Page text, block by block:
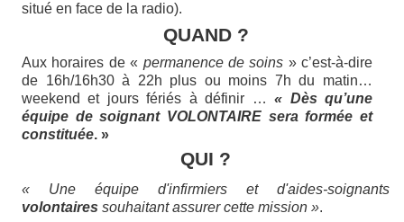
situé en face de la radio).
QUAND ?
Aux horaires de « permanence de soins » c’est-à-dire
de 16h/16h30 à 22h plus ou moins 7h du matin…
weekend et jours fériés à définir …« Dès qu’une
équipe de soignant VOLONTAIRE sera formée et
constituée. »
QUI ?
« Une équipe d'infirmiers et d'aides-soignants
volontaires souhaitant assurer cette mission ».